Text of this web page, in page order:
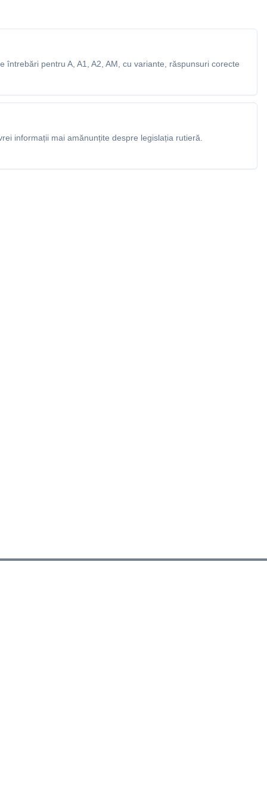
întrebări pentru A, A1, A2, AM, cu variante, răspunsuri corecte
informații mai amănunțite despre legislația rutieră.